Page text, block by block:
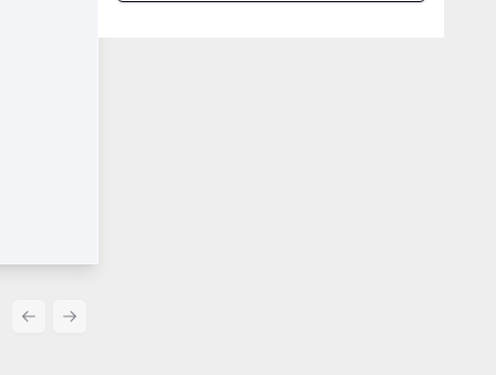
Previous slide
Next slide